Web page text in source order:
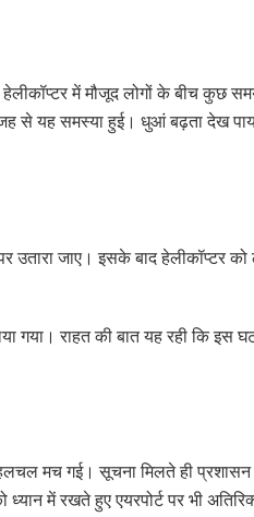
में मौजूद लोगों के बीच कुछ
से यह समस्या हुई। धुआं बढ़ता देख
उतारा जाए। इसके बाद हेलीकॉप्टर
राहत की बात यह रही कि इस
मच गई। सूचना मिलते ही प्रशासन
में रखते हुए एयरपोर्ट पर भी